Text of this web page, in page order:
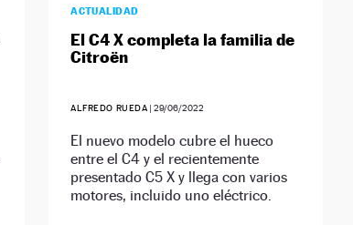
ACTUALIDAD
El C4 X completa la familia de
Citroën
ALFREDO RUEDA |29/06/2022
El nuevo modelo cubre el hueco
entre el C4 y el recientemente
presentado C5 X y llega con varios
motores, incluido uno eléctrico.